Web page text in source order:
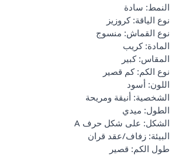
النمط: سادة
نوع الياقة: كروزيز
نوع القماش: منسوج
المادة: كريب
المقاس: كبير
نوع الكم: كم قصير
اللون: أسود
الشخصية: أنيقة ومريحة
الطول: ميدي
الشكل: على شكل حرف A
البيئة: زفاف/عقد قران
طول الكم: قصير